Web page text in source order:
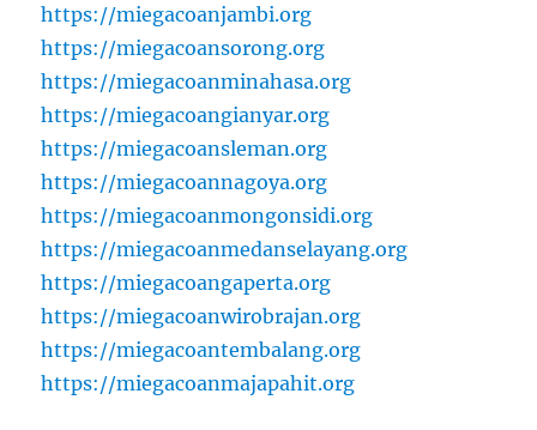
https://miegacoanjambi.org
https://miegacoansorong.org
https://miegacoanminahasa.org
https://miegacoangianyar.org
https://miegacoansleman.org
https://miegacoannagoya.org
https://miegacoanmongonsidi.org
https://miegacoanmedanselayang.org
https://miegacoangaperta.org
https://miegacoanwirobrajan.org
https://miegacoantembalang.org
https://miegacoanmajapahit.org